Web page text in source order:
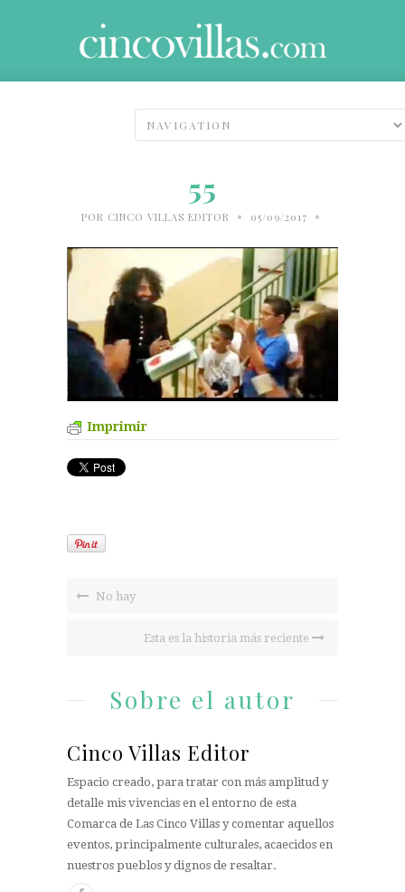
55
POR CINCO VILLAS EDITOR • 05/09/2017 •
Imprimir
No hay
Esta es la historia más reciente
Sobre el autor
Cinco Villas Editor
Espacio creado, para tratar con más amplitud y
detalle mis vivencias en el entorno de esta
Comarca de Las Cinco Villas y comentar aquellos
eventos, principalmente culturales, acaecidos en
nuestros pueblos y dignos de resaltar.